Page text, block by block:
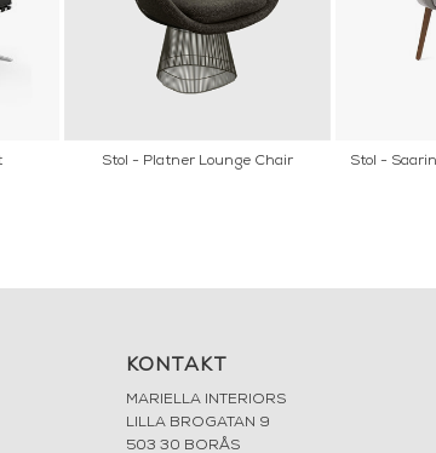
Stol - Platner Lounge Chair
Stol -
KONTAKT
MARIELLA INTERIORS
LILLA BROGATAN 9
503 30 BORÅS